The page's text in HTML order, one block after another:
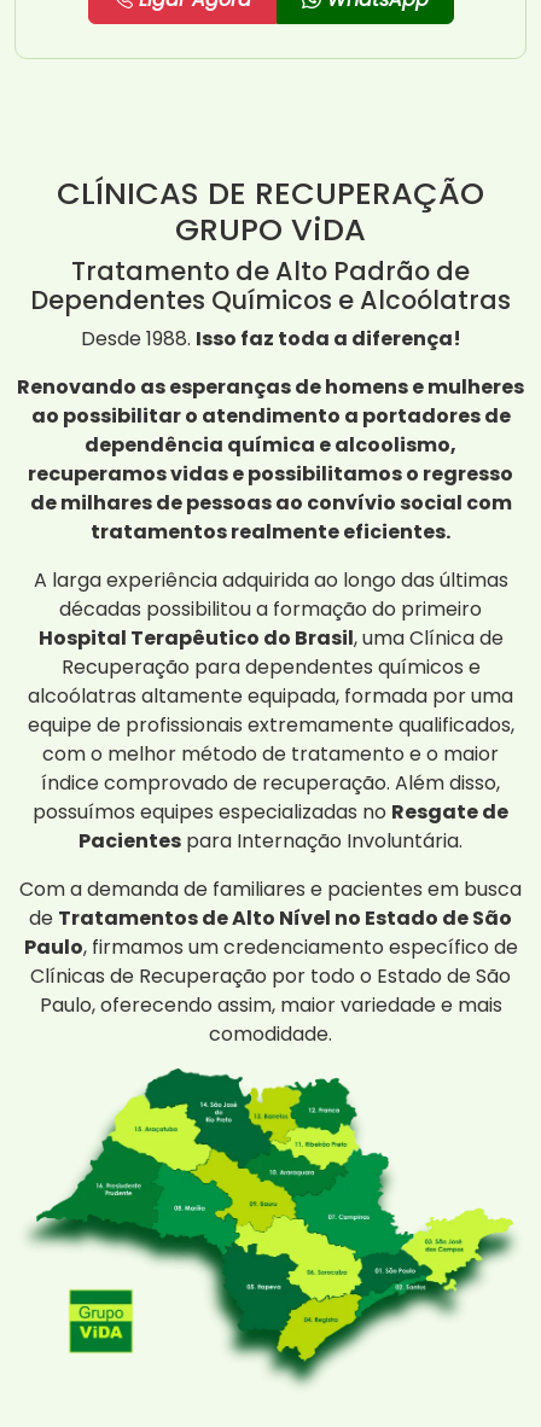
CLÍNICAS DE RECUPERAÇÃO
GRUPO ViDA
Tratamento de Alto Padrão de
Dependentes Químicos e Alcoólatras
Desde 1988. Isso faz toda a diferença!
Renovando as esperanças de homens e mulheres
ao possibilitar o atendimento a portadores de
dependência química e alcoolismo,
recuperamos vidas e possibilitamos o regresso
de milhares de pessoas ao convívio social com
tratamentos realmente eficientes.
A larga experiência adquirida ao longo das últimas
décadas possibilitou a formação do primeiro
Hospital Terapêutico do Brasil, uma Clínica de
Recuperação para dependentes químicos e
alcoólatras altamente equipada, formada por uma
equipe de profissionais extremamente qualificados,
com o melhor método de tratamento e o maior
índice comprovado de recuperação. Além disso,
possuímos equipes especializadas no Resgate de
Pacientes para Internação Involuntária.
Com a demanda de familiares e pacientes em busca
de Tratamentos de Alto Nível no Estado de São
Paulo, firmamos um credenciamento específico de
Clínicas de Recuperação por todo o Estado de São
Paulo, oferecendo assim, maior variedade e mais
comodidade.